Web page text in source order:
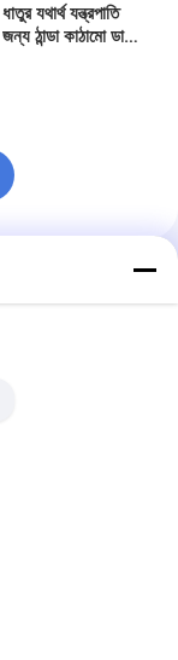
ধাতুর যথার্থ যন্ত্রপাতি
জন্য ঠান্ডা কাঠামো ডাই